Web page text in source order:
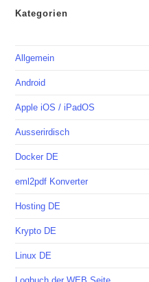
Kategorien
Allgemein
Android
Apple iOS / iPadOS
Ausserirdisch
Docker DE
eml2pdf Konverter
Hosting DE
Krypto DE
Linux DE